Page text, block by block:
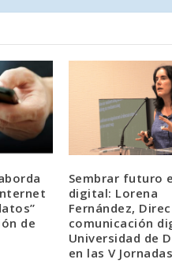
de
Sembrar futuro
digital: Lorena
Fernández,
comunicación
Universidad de
en las V